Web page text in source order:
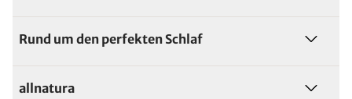
Rund um den perfekten Schlaf
allnatura